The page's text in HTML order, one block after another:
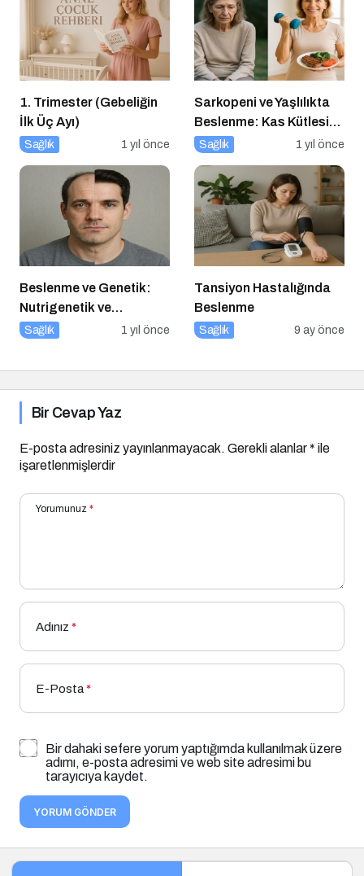
1. Trimester (Gebeliğin
İlk Üç Ayı)
Sağlık 1 yıl önce
Sarkopeni ve Yaşlılıkta
Beslenme: Kas Kütlesi
Nasıl Korunur?
Sağlık 1 yıl önce
Beslenme ve Genetik:
Nutrigenetik ve
Nutrigenomik’in Rolü
Sağlık 1 yıl önce
Tansiyon Hastalığında
Beslenme
Sağlık 9 ay önce
Bir Cevap Yaz
E-posta adresiniz yayınlanmayacak. Gerekli alanlar* ile
işaretlenmişlerdir
Yorumunuz *
Adınız *
E-Posta*
Bir dahaki sefere yorum yaptığımda kullanılmak üzere
adımı, e-posta adresimi ve web site adresimi bu
tarayıcıya kaydet.
YORUM GÖNDER